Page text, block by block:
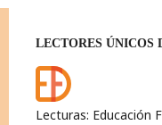
LECTORES ÚNICOS
Lecturas: Educación